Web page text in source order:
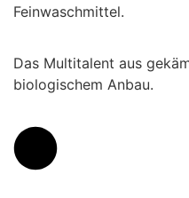
Feinwaschmittel.
Das Multitalent aus
biologischem Anbau.